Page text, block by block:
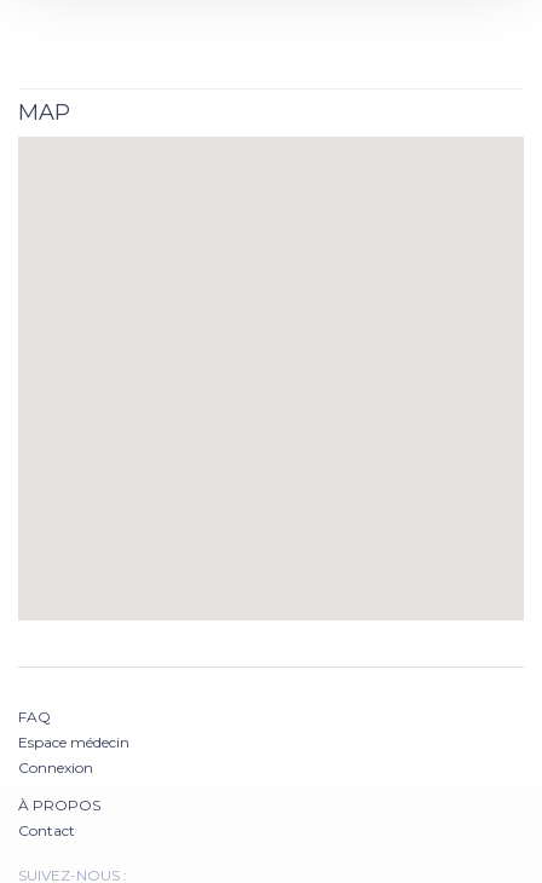
MAP
FAQ
Espace médecin
Connexion
À PROPOS
Contact
SUIVEZ-NOUS :